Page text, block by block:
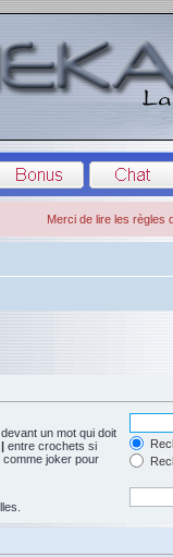
Merci de lire les règles
devant un mot qui doit
| entre crochets si
comme joker pour